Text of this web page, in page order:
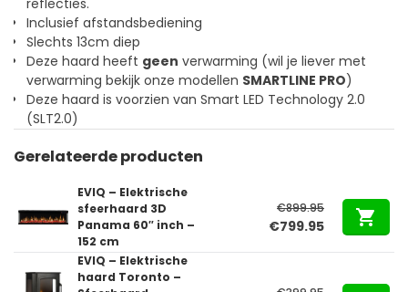
Inclusief afstandsbediening
Slechts 13cm diep
Deze haard heeft geen verwarming (wil je liever met
verwarming bekijk onze modellen SMARTLINE PRO)
Deze haard is voorzien van Smart LED Technology 2.0
(SLT2.0)
Gerelateerde producten
EVIQ – Elektrische
sfeerhaard 3D
Panama 60″ inch –
152 cm
€899.95
Oorspronkelijke
€799.95Huidige
€799.95.
EVIQ – Elektrische
haard Toronto –